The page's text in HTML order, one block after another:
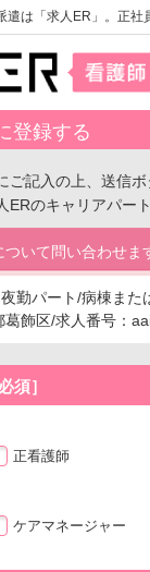
遣は「求人ER」。正社
登録する
ご記入の上、送信ボ
ERのキャリアパー
ついて問い合わせま
夜勤パート/病棟ま
葛飾区/求人番号：
須］
正看護師
ケアマネージャー